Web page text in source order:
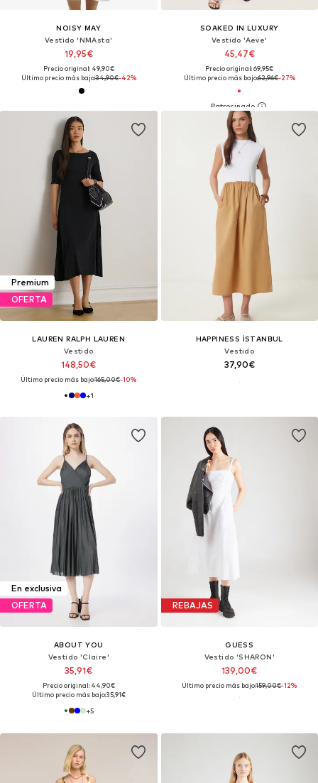
NOISY MAY
Vestido 'NMAsta'
19,95€
Precio original: 49,90€
Último precio más bajo:34,90€-42%
SOAKED IN LUXURY
Vestido 'Aeve'
45,47€
Precio original: 69,95€
Último precio más bajo:62,96€-27%
Premium
OFERTA
LAUREN RALPH LAUREN
Vestido
148,50€
Último precio más bajo:165,00€-10%
+1
HAPPINESS İSTANBUL
Vestido
37,90€
En exclusiva
OFERTA
ABOUT YOU
Vestido 'Claire'
35,91€
Precio original: 44,90€
Último precio más bajo:35,91€
+5
REBAJAS
GUESS
Vestido 'SHARON'
139,00€
Último precio más bajo:159,00€-12%